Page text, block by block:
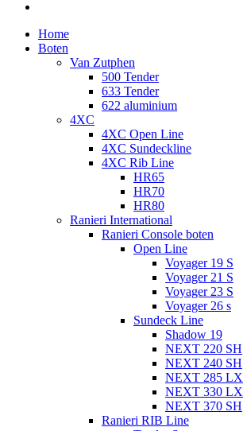
Home
Boten
Van Zutphen
500 Tender
633 Tender
622 aluminium
4XC
4XC Open Line
4XC Sundeckline
4XC Rib Line
HR65
HR70
HR80
Ranieri International
Ranieri Console boten
Open Line
Voyager 19 S
Voyager 21 S
Voyager 23 S
Voyager 26 s
Sundeck Line
Shadow 19
NEXT 220 SH
NEXT 240 SH
NEXT 285 LX
NEXT 330 LX
NEXT 370 SH
Ranieri RIB Line